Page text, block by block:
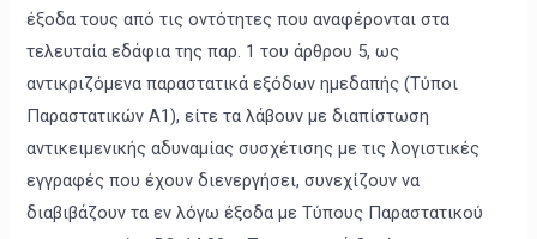
έξοδα τους από τις οντότητες που αναφέρονται στα
τελευταία εδάφια της παρ. 1 του άρθρου 5, ως
αντικριζόμενα παραστατικά εξόδων ημεδαπής (Τύποι
Παραστατικών Α1), είτε τα λάβουν με διαπίστωση
αντικειμενικής αδυναμίας συσχέτισης με τις λογιστικές
εγγραφές που έχουν διενεργήσει, συνεχίζουν να
διαβιβάζουν τα εν λόγω έξοδα με Τύπους Παραστατικού